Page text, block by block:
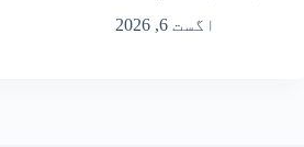
اگست 6, 2026